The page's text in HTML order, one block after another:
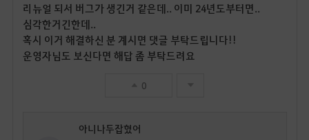
리뉴얼 되서 버그가 생긴거 같은데.. 이미 24년도부터면..
심각한거긴한데..
혹시 이거 해결하신 분 계시면 댓글 부탁드립니다!!
운영자님도 보신다면 해답 좀 부탁드려요
0
아니나두잡혔어